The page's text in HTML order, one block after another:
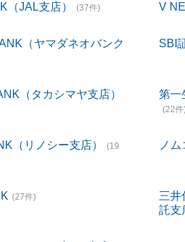
（JAL支店） (37件) V
（ヤマダネオバンク
SBI
（タカシマヤ支店） 第一
(22件
（リノシー支店）
(19
ノ
(27件)
三井
託支